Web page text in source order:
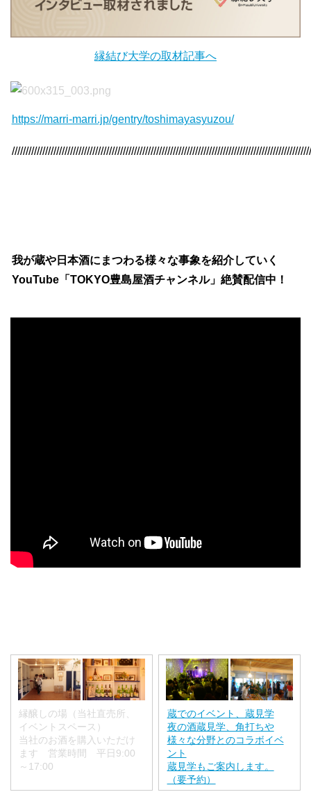
縁結び大学の取材記事へ
https://marri-marri.jp/gentry/toshimayasyuzou/
我が蔵や日本酒にまつわる様々な事象を紹介していく
YouTube「TOKYO豊島屋酒チャンネル」絶賛配信中！
縁醸しの場（当社直売所、
イベントスペース）
当社のお酒を購入いただけ
ます 営業時間 平日9:00
～17:00
蔵でのイベント、蔵見学
夜の酒蔵見学、角打ちや
様々な分野とのコラボイベ
ント
蔵見学もご案内します。
（要予約）